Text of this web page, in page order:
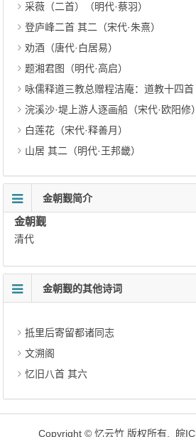
采薇（二首）（明代·蔡羽）
登庐峰二首 其二（宋代·朱熹）
劝酒（唐代·白居易）
题湘君图（明代·高启）
咏儒释道三教总赠程洁庵：道教十四首 其四 损之又
浣溪沙·堤上游人逐画船（宋代·欧阳修）
白莲花（宋代·释善月）
山居 其二（明代·王邦畿）
金朝觐简介
金朝觐
清代
金朝觐的其他诗词
抵里后寄留都诸同志
文溯阁
忆旧八首 其六
Copyright © 忆云竹 版权所有. 皖